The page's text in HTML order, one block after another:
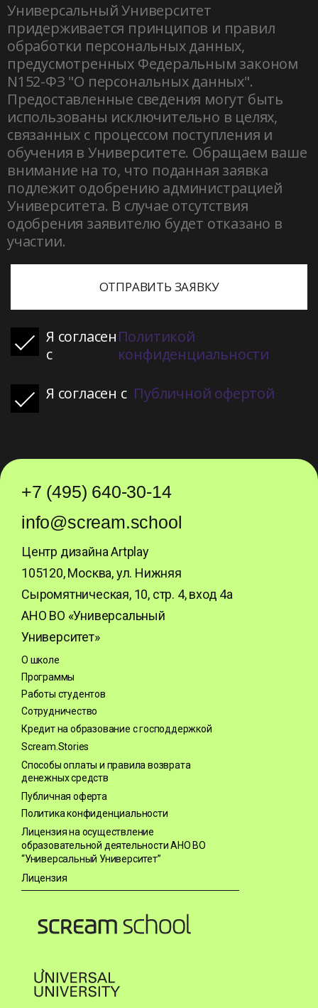
Универсальный Университет
придерживается принципов и правил
обработки персональных данных,
предусмотренных Федеральным законом
N152-ФЗ "О персональных данных".
Предоставленные сведения могут быть
использованы исключительно в целях,
связанных с процессом поступления и
обучения в Университете. Обращаем ваше
внимание на то, что поданная заявка
подлежит одобрению администрацией
Университета. В случае отсутствия
одобрения заявителю будет отказано в
участии.
ОТПРАВИТЬ ЗАЯВКУ
Я согласен
с
Политикой
конфиденциальности
Я согласен с Публичной офертой
+7 (495) 640-30-14
info@scream.school
Центр дизайна Artplay
105120, Москва, ул. Нижняя
Сыромятническая, 10, стр. 4, вход 4а
АНО ВО «Универсальный
Университет»
О школе
Программы
Работы студентов
Сотрудничество
Кредит на образование с господдержкой
Scream.Stories
Способы оплаты и правила возврата
денежных средств
Публичная оферта
Политика конфиденциальности
Лицензия на осуществление
образовательной деятельности АНО ВО
“Универсальный Университет”
Лицензия